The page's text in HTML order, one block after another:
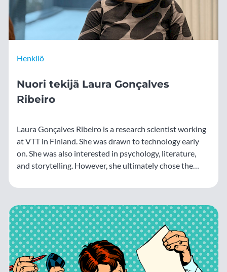
Henkilö
Nuori tekijä Laura Gonçalves
Ribeiro
Laura Gonçalves Ribeiro is a research scientist working
at VTT in Finland. She was drawn to technology early
on. She was also interested in psychology, literature,
and storytelling. However, she ultimately chose the